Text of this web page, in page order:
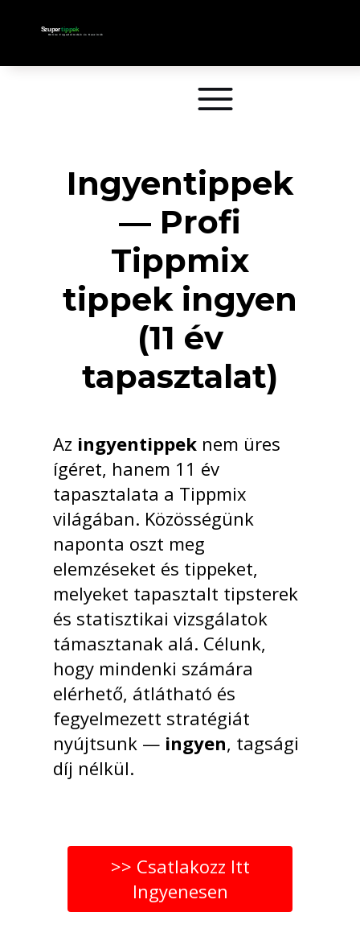
Ingyentippek
— Profi
Tippmix
tippek ingyen
(11 év
tapasztalat)
Az ingyentippek nem üres
ígéret, hanem 11 év
tapasztalata a Tippmix
világában. Közösségünk
naponta oszt meg
elemzéseket és tippeket,
melyeket tapasztalt tipsterek
és statisztikai vizsgálatok
támasztanak alá. Célunk,
hogy mindenki számára
elérhető, átlátható és
fegyelmezett stratégiát
nyújtsunk — ingyen, tagsági
díj nélkül.
>> Csatlakozz Itt
Ingyenesen